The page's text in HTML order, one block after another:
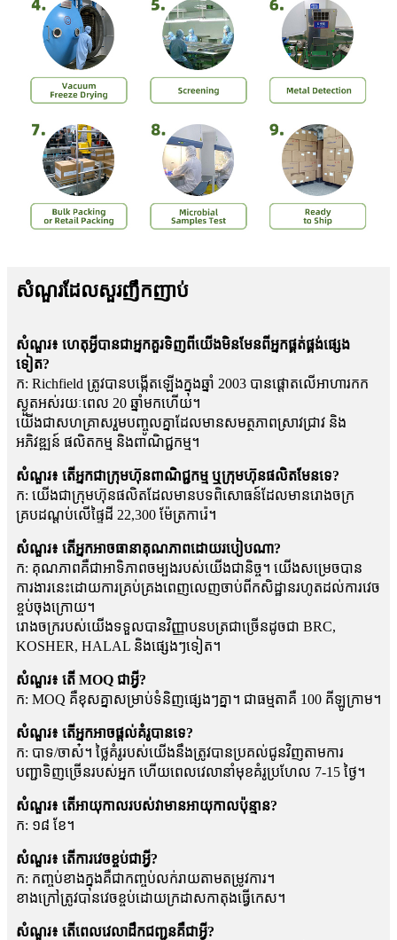
សំណួរដែលសួរញឹកញាប់
សំណួរ៖ ហេតុអ្វីបានជាអ្នកគួរទិញពីយើងមិនមែនពីអ្នកផ្គត់ផ្គង់ផ្សេង
ទៀត?
ក: Richfield ត្រូវបានបង្កើតឡើងក្នុងឆ្នាំ 2003 បានផ្តោតលើអាហារកក
ស្ងួតអស់រយៈពេល 20 ឆ្នាំមកហើយ។
យើងជាសហគ្រាសរួមបញ្ចូលគ្នាដែលមានសមត្ថភាពស្រាវជ្រាវ និង
អភិវឌ្ឍន៍ ផលិតកម្ម និងពាណិជ្ជកម្ម។
សំណួរ៖ តើអ្នកជាក្រុមហ៊ុនពាណិជ្ជកម្ម ឬក្រុមហ៊ុនផលិតមែនទេ?
ក: យើងជាក្រុមហ៊ុនផលិតដែលមានបទពិសោធន៍ដែលមានរោងចក្រ
គ្របដណ្តប់លើផ្ទៃដី 22,300 ម៉ែត្រការ៉េ។
សំណួរ៖ តើអ្នកអាចធានាគុណភាពដោយរបៀបណា?
ក: គុណភាពគឺជាអាទិភាពចម្បងរបស់យើងជានិច្ច។ យើងសម្រេចបាន
ការងារនេះដោយការគ្រប់គ្រងពេញលេញចាប់ពីកសិដ្ឋានរហូតដល់ការវេច
ខ្ចប់ចុងក្រោយ។
រោងចក្ររបស់យើងទទួលបានវិញ្ញាបនបត្រជាច្រើនដូចជា BRC,
KOSHER, HALAL និងផ្សេងៗទៀត។
សំណួរ៖ តើ MOQ ជាអ្វី?
ក: MOQ គឺខុសគ្នាសម្រាប់ទំនិញផ្សេងៗគ្នា។ ជាធម្មតាគឺ 100 គីឡូក្រាម។
សំណួរ៖ តើអ្នកអាចផ្តល់គំរូបានទេ?
ក: បាទ/ចាស៎។ ថ្លៃគំរូរបស់យើងនឹងត្រូវបានប្រគល់ជូនវិញតាមការ
បញ្ជាទិញច្រើនរបស់អ្នក ហើយពេលវេលានាំមុខគំរូប្រហែល 7-15 ថ្ងៃ។
សំណួរ៖ តើអាយុកាលរបស់វាមានអាយុកាលប៉ុន្មាន?
ក: ១៨ ខែ។
សំណួរ៖ តើការវេចខ្ចប់ជាអ្វី?
ក: កញ្ចប់ខាងក្នុងគឺជាកញ្ចប់លក់រាយតាមតម្រូវការ។
ខាងក្រៅត្រូវបានវេចខ្ចប់ដោយក្រដាសកាតុងធ្វើកេស។
សំណួរ៖ តើពេលវេលាដឹកជញ្ជូនគឺជាអ្វី?